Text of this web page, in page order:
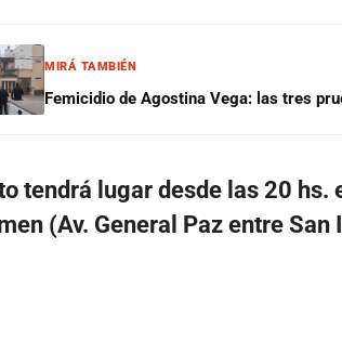
MIRÁ TAMBIÉN
Femicidio de Agostina Vega: las tres
tendrá lugar desde las 20 hs.
(Av. General Paz entre San